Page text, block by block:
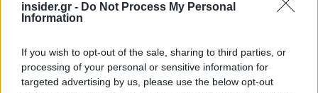
insider.gr - Do Not Process My Personal
Information
If you wish to opt-out of the sale, sharing to third parties, or
processing of your personal or sensitive information for
targeted advertising by us, please use the below opt-out